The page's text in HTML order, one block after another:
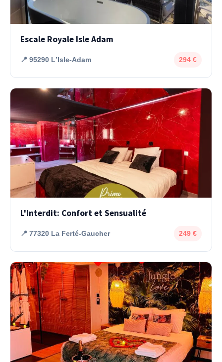
Escale Royale Isle Adam
📍 95290 LʼIsle-Adam 294 €
L'Interdit: Confort et Sensualité
📍 77320 La Ferté-Gaucher 249 €